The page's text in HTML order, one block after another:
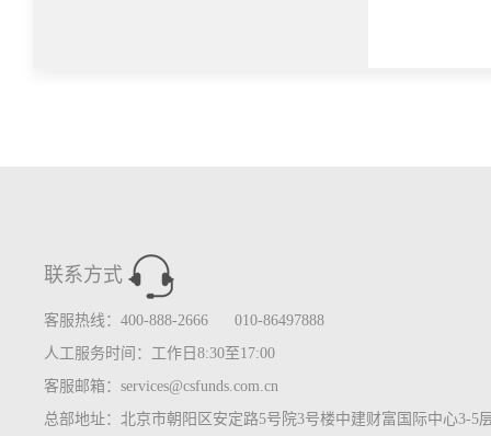
联系方式
客服热线：400-888-2666 010-86497888
人工服务时间：工作日8:30至17:00
客服邮箱：services@csfunds.com.cn
总部地址：北京市朝阳区安定路5号院3号楼中建财富国际中心3-5